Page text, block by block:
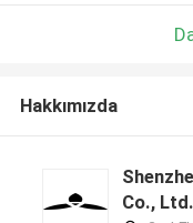
Hakkımızda
Co.,